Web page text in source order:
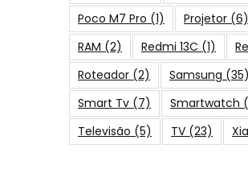
Poco M7 Pro (1) Projetor (6)
RAM (2) Redmi 13C (1)
Roteador (2) Samsung (35)
Smart Tv (7) Smartwatch
Televisão (5) TV (23)